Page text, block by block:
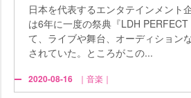
日本を代表するエンタテインメント
は6年に一度の祭典『LDH
て、ライブや舞台、オーディション
されていた。ところがこの...
2020-08-16 ｜音楽｜